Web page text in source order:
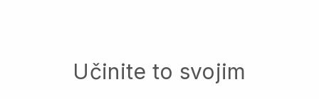
Učinite to svojim